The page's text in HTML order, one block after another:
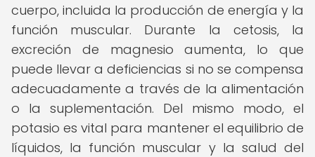
cuerpo, incluida la producción de energía y la
función muscular. Durante la cetosis, la
excreción de magnesio aumenta, lo que
puede llevar a deficiencias si no se compensa
adecuadamente a través de la alimentación
o la suplementación. Del mismo modo, el
potasio es vital para mantener el equilibrio de
líquidos, la función muscular y la salud del